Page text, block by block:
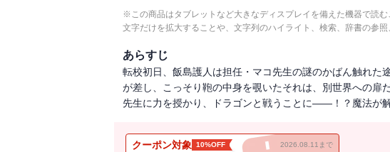
※この商品はタブレットなど大きなディスプレイを備えた機器で読む
文字だけを拡大することや、文字列のハイライト、検索、辞書の参照
あらすじ
転校初日、飯島護人は担任・マコ先生の謎のかばん触れた
が差し、こっそり鞄の中身を覗いたそれは、別世界への扉
先生に力を授かり、ドラゴンと戦うことに――！？魔法が
クーポン対象 10%OFF 2026.08.11まで